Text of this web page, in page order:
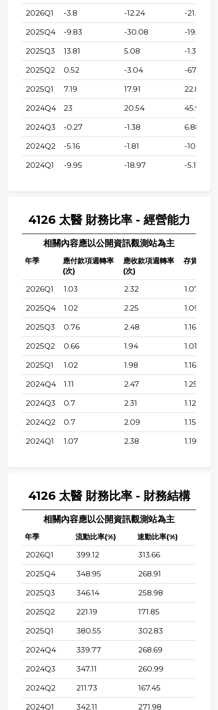
2026Q1 -3.8 -12.24 -21.28
2025Q4 -9.83 -30.08 -19.67
2025Q3 13.81 5.08 -1.37
2025Q2 0.52 -3.04 -67.09
2025Q1 7.19 17.91 22.8
2024Q4 23 20.54 45.98
2024Q3 -0.27 -1.38 6.88
2024Q2 -5.16 -1.81 -10.15
2024Q1 -9.95 -18.97 -5.14
4126 太醫 財務比率 - 經營能力
相關內容應以公開資訊觀測站為主
年季
應付款項週轉率
(次)
應收款項週轉率
(次)
存貨週轉
2026Q1 1.03 2.32 1.07
2025Q4 1.02 2.25 1.09
2025Q3 0.76 2.48 1.16
2025Q2 0.66 1.94 1.01
2025Q1 1.02 1.98 1.16
2024Q4 1.11 2.47 1.25
2024Q3 0.7 2.31 1.12
2024Q2 0.7 2.09 1.15
2024Q1 1.07 2.38 1.19
4126 太醫 財務比率 - 財務結構
相關內容應以公開資訊觀測站為主
年季 流動比率(%) 速動比率(%)
2026Q1 399.12 313.66
2025Q4 348.95 268.91
2025Q3 346.14 258.98
2025Q2 221.19 171.85
2025Q1 380.55 302.83
2024Q4 339.77 268.69
2024Q3 347.11 260.99
2024Q2 211.73 167.45
2024Q1 342.11 271.98